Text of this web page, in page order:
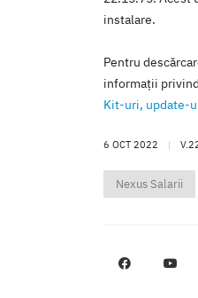
instalare.
Pentru
informaţii
Kit-uri, update-
6 OCT 2022 |
Nexus Salarii